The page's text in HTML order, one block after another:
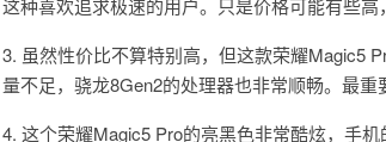
这种喜欢追求极速的用户。只是价格可能有些高
3. 虽然性价比不算特别高，但这款荣耀Magic5
量不足，骁龙8Gen2的处理器也非常顺畅。最重
4. 这个荣耀Magic5 Pro的亮黑色非常酷炫，手